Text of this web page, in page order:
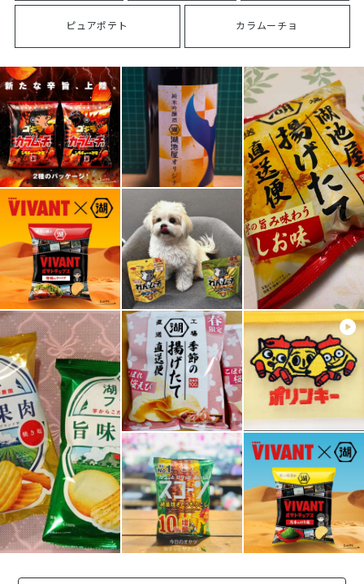
ピュアポテト カラムーチョ